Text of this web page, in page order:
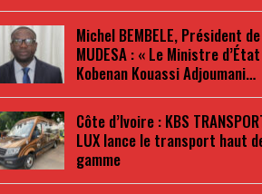
Michel BEMBELE, Président
MUDESA : « Le Ministre d’État
Kobenan Kouassi Adjoumani…
Côte d’Ivoire : KBS
LUX lance le transport haut
gamme